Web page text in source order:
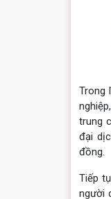
Trong
trung
đại
đồng.
Tiếp
người